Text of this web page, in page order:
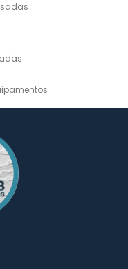
Usada
Hidráulica
Industrial